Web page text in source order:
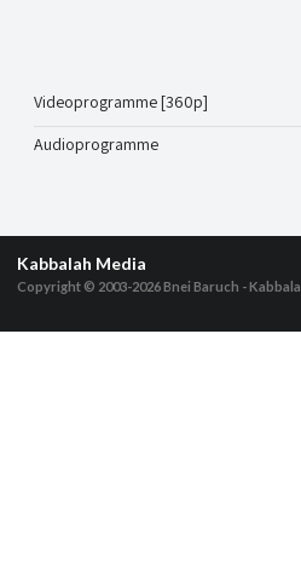
Videoprogramme [360p]
Audioprogramme
Kabbalah Media
Copyright © 2003-2026Bnei Baruch -